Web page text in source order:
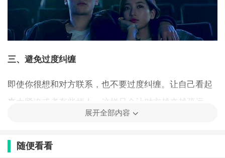
三、避免过度纠缠
即使你很想和对方联系，也不要过度纠缠。让自己看起
来太紧迫或者有些烦人，这样只会让对方越来越疏远
四、保持自信和魅力
展开全部内容
随便看看